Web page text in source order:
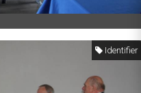
Identifier